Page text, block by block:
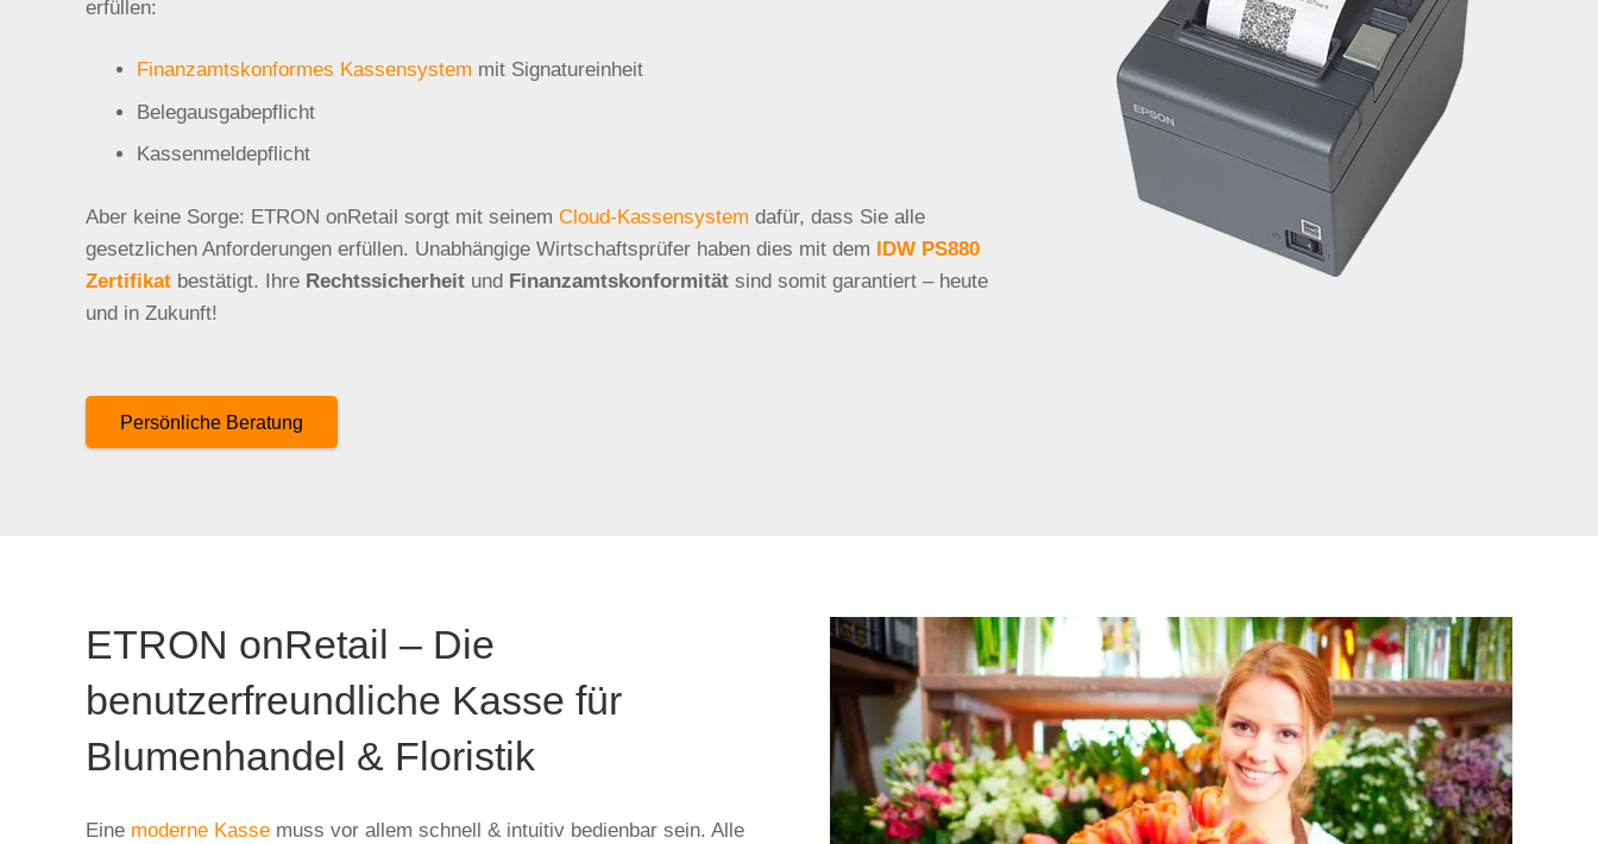
erfüllen:
Finanzamtskonformes Kassensystem mit Signatureinheit
Belegausgabepflicht
Kassenmeldepflicht
Aber keine Sorge: ETRON onRetail sorgt mit seinem Cloud-Kassensystem dafür, dass Sie alle
gesetzlichen Anforderungen erfüllen. Unabhängige Wirtschaftsprüfer haben dies mit dem IDW PS880
Zertifikat bestätigt. Ihre Rechtssicherheit und Finanzamtskonformität sind somit garantiert – heute
und in Zukunft!
Persönliche Beratung
ETRON onRetail – Die
benutzerfreundliche Kasse für
Blumenhandel & Floristik
Eine moderne Kasse muss vor allem schnell & intuitiv bedienbar sein. Alle